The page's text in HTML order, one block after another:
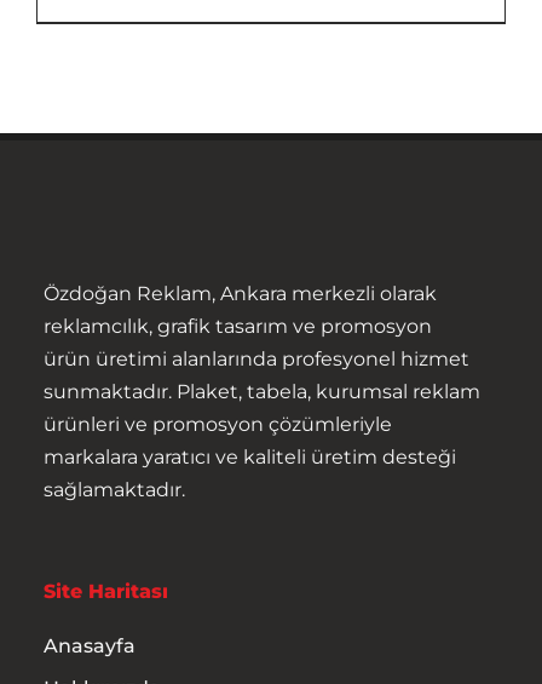
Özdoğan Reklam, Ankara merkezli olarak
reklamcılık, grafik tasarım ve promosyon
ürün üretimi alanlarında profesyonel hizmet
sunmaktadır. Plaket, tabela, kurumsal reklam
ürünleri ve promosyon çözümleriyle
markalara yaratıcı ve kaliteli üretim desteği
sağlamaktadır.
Site Haritası
Anasayfa
Anasayfa